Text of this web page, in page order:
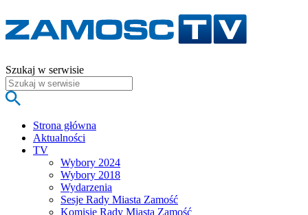
Szukaj w serwisie
Strona główna
Aktualności
TV
Wybory 2024
Wybory 2018
Wydarzenia
Sesje Rady Miasta Zamość
Komisje Rady Miasta Zamość